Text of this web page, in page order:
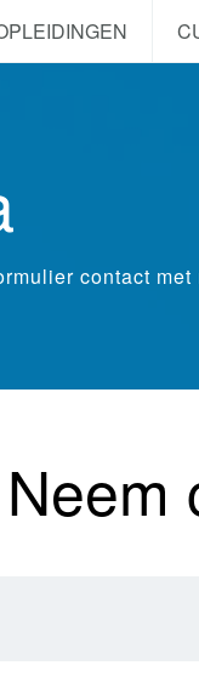
contact met
Neem